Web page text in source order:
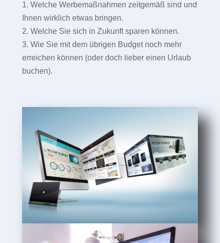
1. Welche Werbemaßnahmen zeitgemäß sind und
Ihnen wirklich etwas bringen.
2. Welche Sie sich in Zukunft sparen können.
3. Wie Sie mit dem übrigen Budget noch mehr
erreichen können (oder doch lieber einen Urlaub
buchen).